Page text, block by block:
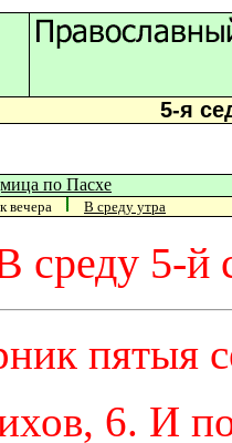
5-я
по Пасхе
вечера В среду утра
среду 5-й
пятыя
6. И